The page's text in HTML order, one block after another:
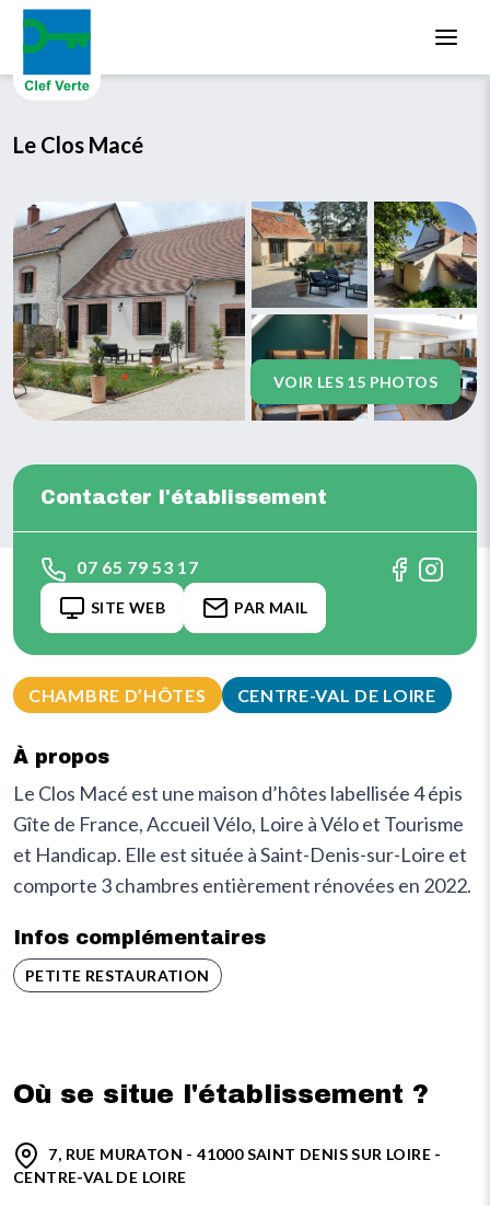
Le Clos Macé
VOIR LES 15 PHOTOS
CHAMBRE D’HÔTES CENTRE-VAL DE LOIRE
À propos
Le Clos Macé est une maison d’hôtes labellisée 4 épis
Gîte de France, Accueil Vélo, Loire à Vélo et Tourisme
et Handicap. Elle est située à Saint-Denis-sur-Loire et
comporte 3 chambres entièrement rénovées en 2022.
Infos complémentaires
PETITE RESTAURATION
Contacter l'établissement
07 65 79 53 17
SITE WEB PAR MAIL
Où se situe l'établissement ?
7, RUE MURATON - 41000 SAINT DENIS SUR LOIRE -
CENTRE-VAL DE LOIRE